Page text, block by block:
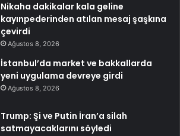
Nikaha dakikalar kala geline
kayınpederinden atılan mesaj şaşkına
çevirdi
Ağustos 8, 2026
İstanbul’da market ve bakkallarda
yeni uygulama devreye girdi
Ağustos 8, 2026
Trump: Şi ve Putin İran’a silah
satmayacaklarını söyledi